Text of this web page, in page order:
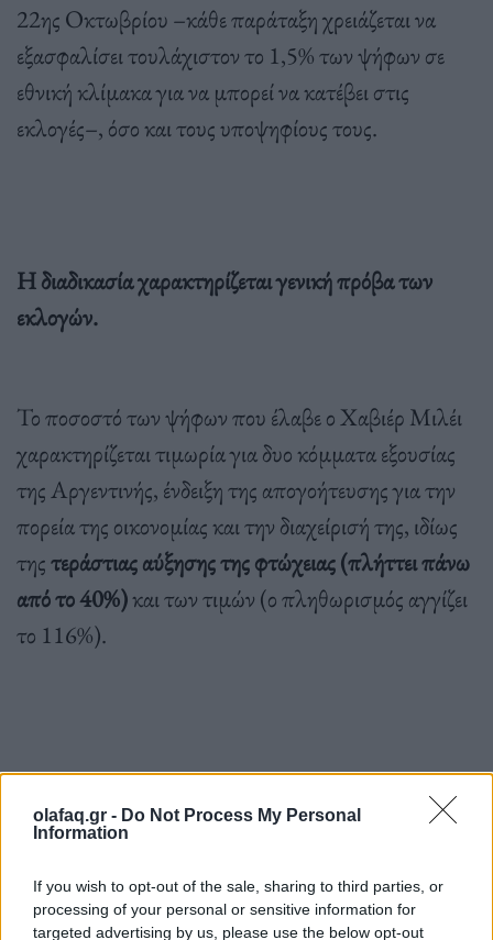
olafaq.gr - Do Not Process My Personal
Information
If you wish to opt-out of the sale, sharing to third parties, or
processing of your personal or sensitive information for
targeted advertising by us, please use the below opt-out
22ης Οκτωβρίου –κάθε παράταξη χρειάζεται να
εξασφαλίσει τουλάχιστον το 1,5% των ψήφων σε
εθνική κλίμακα για να μπορεί να κατέβει στις
εκλογές–, όσο και τους υποψηφίους τους.
Η διαδικασία χαρακτηρίζεται γενική πρόβα των
εκλογών.
Το ποσοστό των ψήφων που έλαβε ο Χαβιέρ Μιλέι
χαρακτηρίζεται τιμωρία για δυο κόμματα εξουσίας
της Αργεντινής, ένδειξη της απογοήτευσης για την
πορεία της οικονομίας και την διαχείρισή της, ιδίως
τηςτεράστιας αύξησης της φτώχειας (πλήττει πάνω
από το 40%)και των τιμών (ο πληθωρισμός αγγίζει
το 116%).
τον Ντόναλντ Τραμπ, ξεπέρασε κάθε πρόβλεψη. Οι
20%.